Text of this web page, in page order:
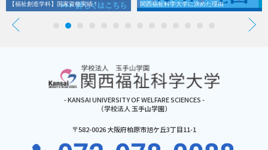
【福祉創造学科】国家資格実績！ 関西福祉科学大学に決めた理由
- KANSAI UNIVERSITY OF WELFARE SCIENCES -
（学校法人 玉手山学園）
〒582-0026 大阪府柏原市旭ケ丘3丁目11-1